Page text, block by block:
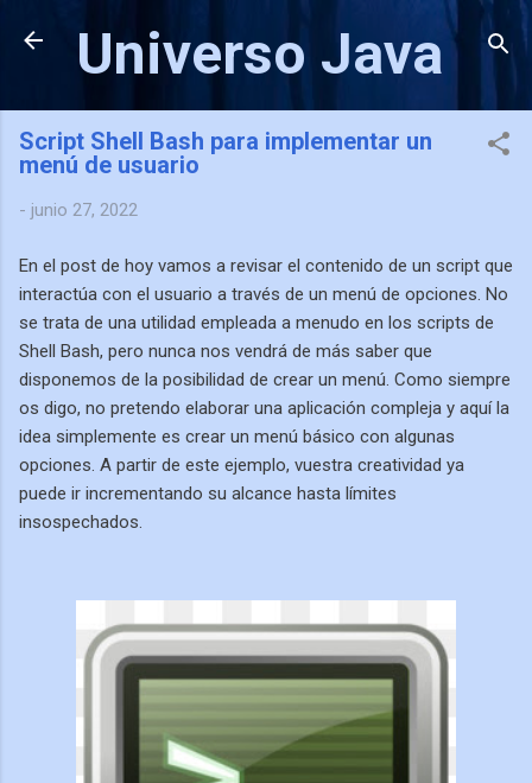
Ir al contenido principal
Universo Java
Script Shell Bash para implementar un
menú de usuario
- junio 27, 2022
En el post de hoy vamos a revisar el contenido de un script que
interactúa con el usuario a través de un menú de opciones. No
se trata de una utilidad empleada a menudo en los scripts de
Shell Bash, pero nunca nos vendrá de más saber que
disponemos de la posibilidad de crear un menú. Como siempre
os digo, no pretendo elaborar una aplicación compleja y aquí la
idea simplemente es crear un menú básico con algunas
opciones. A partir de este ejemplo, vuestra creatividad ya
puede ir incrementando su alcance hasta límites
insospechados.